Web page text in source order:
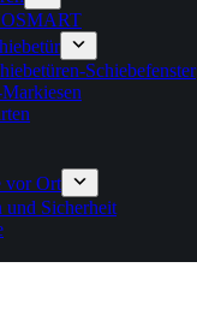
Schiebefenster
vor Ort
und Sicherheit